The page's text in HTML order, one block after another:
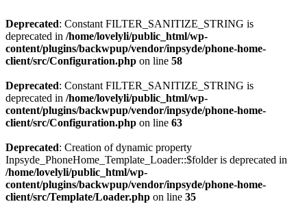
Deprecated: Constant FILTER_SANITIZE_STRING is
deprecated in /home/lovelyli/public_html/wp-
content/plugins/backwpup/vendor/inpsyde/phone-home-
client/src/Configuration.php on line 58
Deprecated: Constant FILTER_SANITIZE_STRING is
deprecated in /home/lovelyli/public_html/wp-
content/plugins/backwpup/vendor/inpsyde/phone-home-
client/src/Configuration.php on line 63
Deprecated: Creation of dynamic property
Inpsyde_PhoneHome_Template_Loader::$folder is deprecated in
/home/lovelyli/public_html/wp-
content/plugins/backwpup/vendor/inpsyde/phone-home-
client/src/Template/Loader.php on line 35